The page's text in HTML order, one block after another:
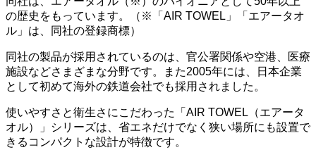
の歴史をもっています。（※「AIR TOWEL」「エアータオ
ル」は、同社の登録商標）
同社の製品が採用されているのは、官公署関係や空港、医療
施設などさまざまな分野です。また2005年には、日本企業
として初めて海外の鉄道会社でも採用されました。
使いやすさと衛生さにこだわった「AIR TOWEL（エアータ
オル）」シリーズは、省エネだけでなく狭い場所にも設置で
きるコンパクトな設計が特徴です。